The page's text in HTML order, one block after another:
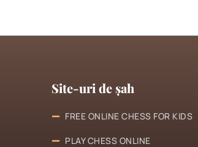
Site-uri de șah
FREE ONLINE CHESS FOR KIDS
PLAY CHESS ONLINE